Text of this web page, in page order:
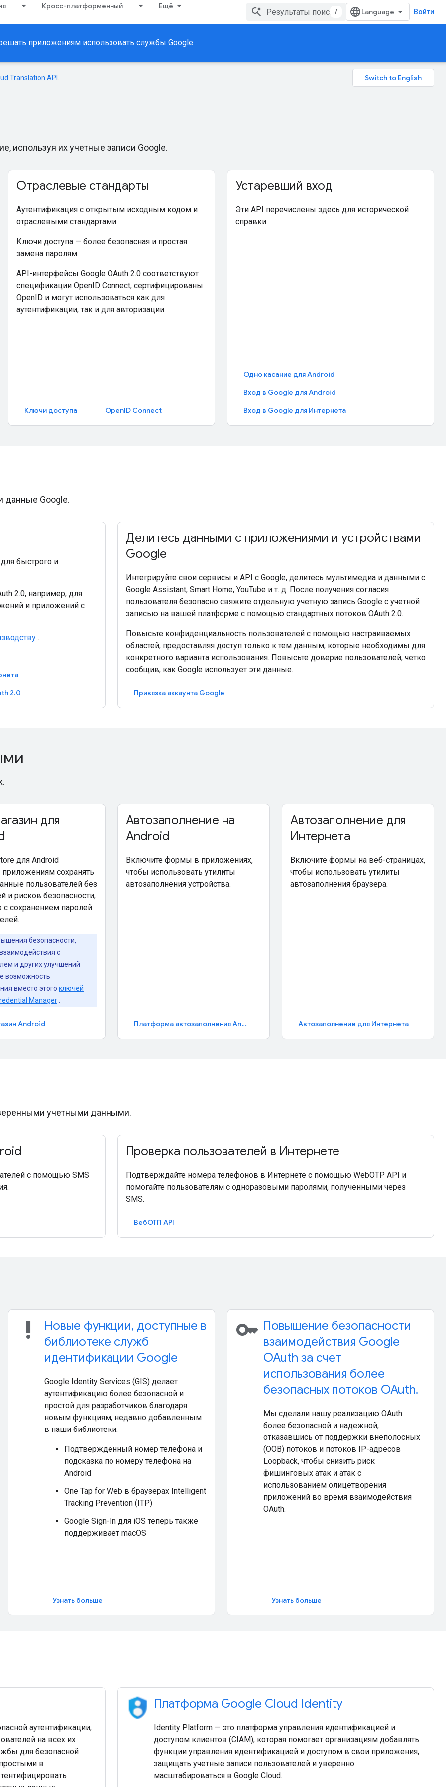
Кросс-платформенный Ещё
/ Войти
приложениям использовать службы Google.
Translation API
используя их учетные записи Google.
Отраслевые стандарты
Аутентификация с открытым исходным кодом и
отраслевыми стандартами.
Ключи доступа — более безопасная и простая
замена паролям.
API-интерфейсы Google OAuth 2.0 соответствуют
спецификации OpenID Connect, сертифицированы
OpenID и могут использоваться как для
аутентификации, так и для авторизации.
Ключи доступа OpenID Connect
Устаревший вход
Эти API перечислены здесь для исторической
справки.
Одно касание для Android
Вход в Google для Android
Вход в Google для Интернета
данные Google.
для быстрого и
2.0, например, для
и приложений с
.
2.0
Делитесь данными с приложениями и устройствами
Google
Интегрируйте свои сервисы и API с Google, делитесь мультимедиа и данными с
Google Assistant, Smart Home, YouTube и т. д. После получения согласия
пользователя безопасно свяжите отдельную учетную запись Google с учетной
записью на вашей платформе с помощью стандартных потоков OAuth 2.0.
Повысьте конфиденциальность пользователей с помощью настраиваемых
областей, предоставляя доступ только к тем данным, которые необходимы для
конкретного варианта использования. Повысьте доверие пользователей, четко
сообщив, как Google использует эти данные.
Привязка аккаунта Google
для
для Android
приложениям сохранять
пользователей без
и рисков безопасности,
с сохранением паролей
безопасности,
с
и других улучшений
возможность
вместо этого ключей
Manager
Android
Автозаполнение на
Android
Включите формы в приложениях,
чтобы использовать утилиты
автозаполнения устройства.
Платформа автозаполнения Android
Автозаполнение для
Интернета
Включите формы на веб-страницах,
чтобы использовать утилиты
автозаполнения браузера.
Автозаполнение для Интернета
учетными данными.
с помощью SMS
Проверка пользователей в Интернете
Подтверждайте номера телефонов в Интернете с помощью WebOTP API и
помогайте пользователям с одноразовыми паролями, полученными через
SMS.
ВебОТП API
priority_high
Новые функции, доступные в
библиотеке служб
идентификации Google
Google Identity Services (GIS) делает
аутентификацию более безопасной и
простой для разработчиков благодаря
новым функциям, недавно добавленным
в наши библиотеки:
Подтвержденный номер телефона и
подсказка по номеру телефона на
Android
One Tap for Web в браузерах Intelligent
Tracking Prevention (ITP)
Google Sign-In для iOS теперь также
поддерживает macOS
Узнать больше
key Повышение безопасности
взаимодействия Google
OAuth за счет
использования более
безопасных потоков OAuth.
Мы сделали нашу реализацию OAuth
более безопасной и надежной,
отказавшись от поддержки внеполосных
(OOB) потоков и потоков IP-адресов
Loopback, чтобы снизить риск
фишинговых атак и атак с
использованием олицетворения
приложений во время взаимодействия
OAuth.
Узнать больше
аутентификации,
на всех их
для безопасной
простыми в
Платформа Google Cloud Identity
Identity Platform — это платформа управления идентификацией и
доступом клиентов (CIAM), которая помогает организациям добавлять
функции управления идентификацией и доступом в свои приложения,
защищать учетные записи пользователей и уверенно
масштабироваться в Google Cloud.